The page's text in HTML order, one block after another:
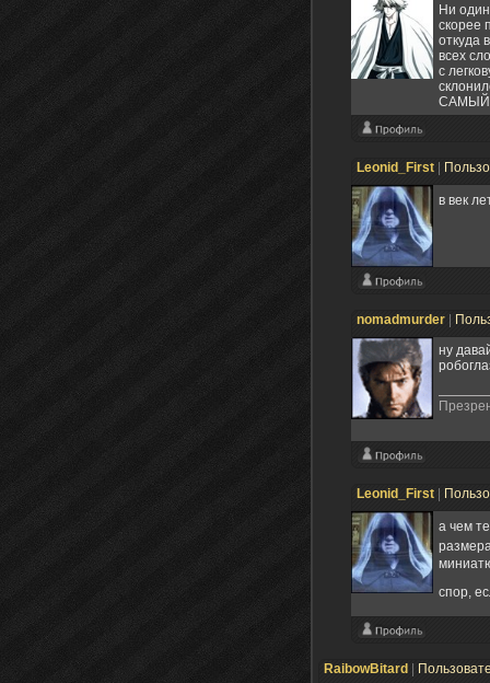
Ни
скорее
откуда
всех
с
САМЫЙ
Leonid_First |
в век
nomadmurder |
ну
Leonid_First |
а чем
спор,
RaibowBitard |